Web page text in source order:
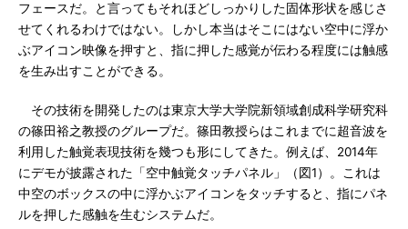
フェースだ。と言ってもそれほどしっかりした固体形状を感じさ
せてくれるわけではない。しかし本当はそこにはない空中に浮か
ぶアイコン映像を押すと、指に押した感覚が伝わる程度には触感
を生み出すことができる。
その技術を開発したのは東京大学大学院新領域創成科学研究科
の篠田裕之教授のグループだ。篠田教授らはこれまでに超音波を
利用した触覚表現技術を幾つも形にしてきた。例えば、2014年
にデモが披露された「空中触覚タッチパネル」（図1）。これは
中空のボックスの中に浮かぶアイコンをタッチすると、指にパネ
ルを押した感触を生むシステムだ。